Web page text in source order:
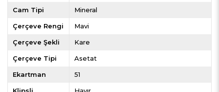
Cam Tipi Mineral
Çerçeve Rengi Mavi
Çerçeve Şekli Kare
Çerçeve Tipi Asetat
Ekartman 51
Klipsli Hayır